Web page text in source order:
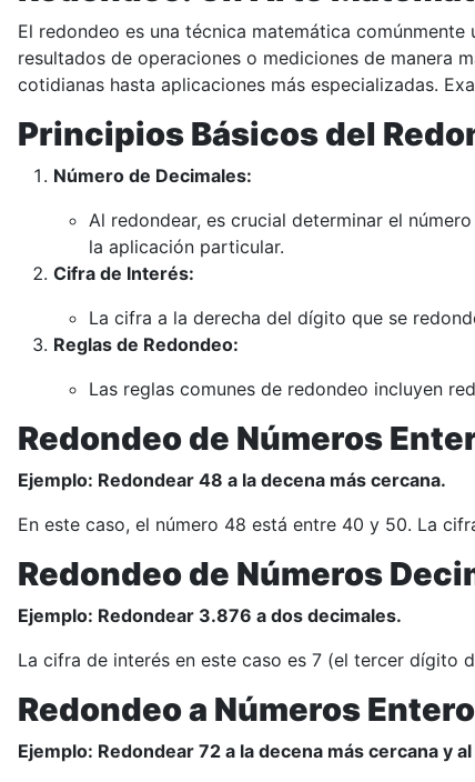
El redondeo es una técnica matemática
resultados de operaciones o mediciones de manera
cotidianas hasta aplicaciones más especializadas.
Principios Básicos del
Número de Decimales:
Al redondear, es crucial determinar el
la aplicación particular.
Cifra de Interés:
La cifra a la derecha del dígito que se
Reglas de Redondeo:
Las reglas comunes de redondeo incluyen
Redondeo de Números
Ejemplo: Redondear 48 a la decena más cercana.
En este caso, el número 48 está entre 40 y 50. La
Redondeo de Números
Ejemplo: Redondear 3.876 a dos decimales.
La cifra de interés en este caso es 7 (el tercer dígito
Redondeo a Números
Ejemplo: Redondear 72 a la decena más cercana y